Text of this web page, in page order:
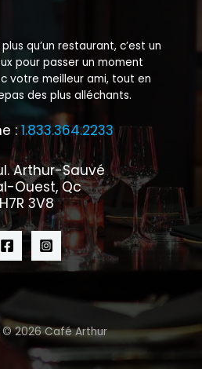
qu’un restaurant, c’est un
pour passer un moment
votre meilleur ami, tout en
des plus alléchants.
:1.833.364.2233
Arthur-Sauvé
Ouest, Qc
H7R 3V8
2026 Café Arthur